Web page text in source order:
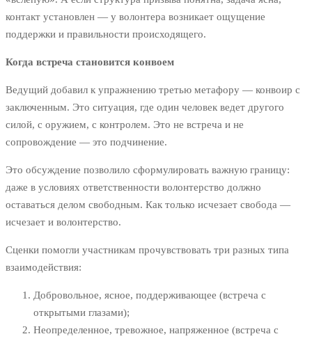
контакт установлен — у волонтера возникает ощущение
поддержки и правильности происходящего.
Когда встреча становится конвоем
Ведущий добавил к упражнению третью метафору — конвоир с
заключенным. Это ситуация, где один человек ведет другого
силой, с оружием, с контролем. Это не встреча и не
сопровождение — это подчинение.
Это обсуждение позволило сформулировать важную границу:
даже в условиях ответственности волонтерство должно
оставаться делом свободным. Как только исчезает свобода —
исчезает и волонтерство.
Сценки помогли участникам прочувствовать три разных типа
взаимодействия:
Добровольное, ясное, поддерживающее (встреча с
открытыми глазами);
Неопределенное, тревожное, напряженное (встреча с